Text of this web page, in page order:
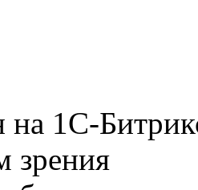
на 1С-
зрения